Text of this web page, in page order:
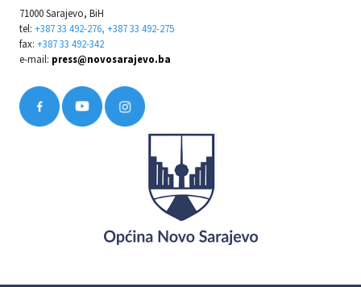
71000 Sarajevo, BiH
tel: +387 33 492-276, +387 33 492-275
fax: +387 33 492-342
e-mail: press@novosarajevo.ba